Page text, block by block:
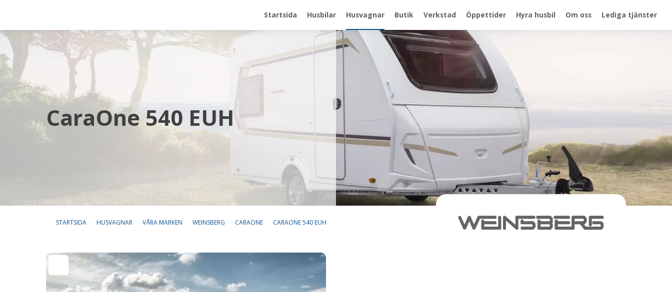
Startsida Husbilar Husvagnar Butik Verkstad Öppettider Hyra husbil Om oss Lediga tjänster
CaraOne 540 EUH
STARTSIDA HUSVAGNAR VÅRA MÄRKEN WEINSBERG CARAONE CARAONE 540 EUH